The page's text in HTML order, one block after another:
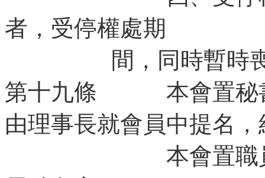
者，受停權處期
間，同時暫時喪失
第十九條 本會置秘書
由理事長就會員中提名
本會置職員若干